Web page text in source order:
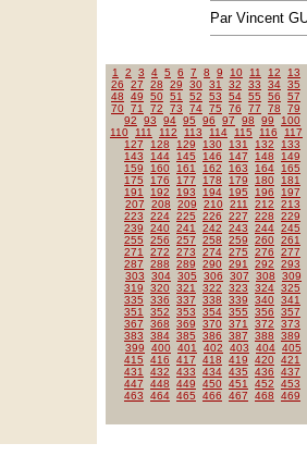
Par Vincent
1 2 3 4 5 6 7 8 9 10 11 12
13
26
27 28 29 30 31 32 33 34 35
48
49 50 51 52 53 54 55 56
57
70 71 72 73 74 75 76 77 78
79
92
93 94 95 96 97 98 99
100
110
111 112 113 114 115 116
117
127
128 129 130 131 132
133
143
144 145 146 147 148
149
159
160 161 162 163 164
165
175
176 177 178 179 180
181
191
192 193 194 195 196
197
207
208 209 210 211 212
213
223
224 225 226 227 228
229
239
240 241 242 243 244 245
255
256 257 258 259 260 261
271
272 273 274 275 276
277
287
288 289 290 291 292
293
303
304 305 306 307 308
309
319
320 321 322 323 324 325
335
336 337 338 339 340 341
351
352 353 354 355 356
357
367
368 369 370 371 372
373
383
384 385 386 387 388
389
399
400 401 402 403 404 405
415
416 417 418 419 420 421
431
432 433 434 435 436
437
447
448 449 450 451 452
453
463
464 465 466 467 468 469